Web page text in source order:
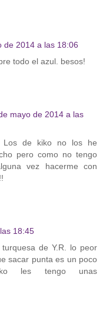
de 2014 a las 18:06
todo el azul. besos!
mayo de 2014 a las
Los de kiko no los he
pero como no tengo
vez hacerme con
18:45
de Y.R. lo peor
sacar punta es un poco
les tengo unas